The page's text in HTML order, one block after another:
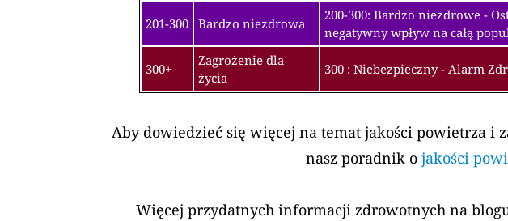
201-300 Bardzo niezdrowa
200-300: Bardzo niezdrowe -
negatywny wpływ na całą
300+
Zagrożenie dla
życia
300 : Niebezpieczny - Alarm
Aby dowiedzieć się więcej na temat jakości powietrza i
nasz poradnik o jakości
Więcej przydatnych informacji zdrowotnych na